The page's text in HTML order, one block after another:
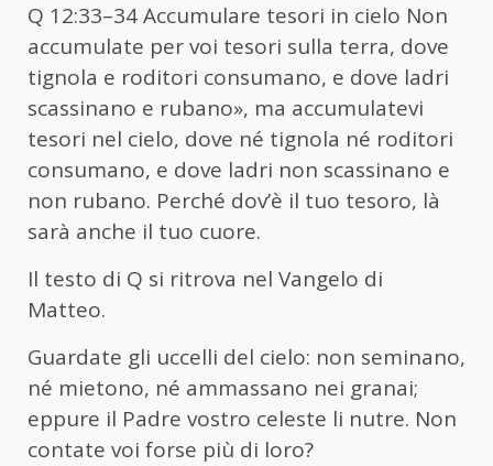
Q 12:33–34 Accumulare tesori in cielo Non
accumulate per voi tesori sulla terra, dove
tignola e roditori consumano, e dove ladri
scassinano e rubano», ma accumulatevi
tesori nel cielo, dove né tignola né roditori
consumano, e dove ladri non scassinano e
non rubano. Perché dov’è il tuo tesoro, là
sarà anche il tuo cuore.
Il testo di Q si ritrova nel Vangelo di
Matteo.
Guardate gli uccelli del cielo: non seminano,
né mietono, né ammassano nei granai;
eppure il Padre vostro celeste li nutre. Non
contate voi forse più di loro?